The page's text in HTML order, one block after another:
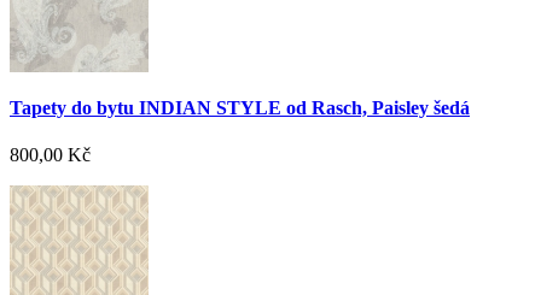
Tapety do bytu INDIAN STYLE od Rasch, Paisley šedá
800,00 Kč